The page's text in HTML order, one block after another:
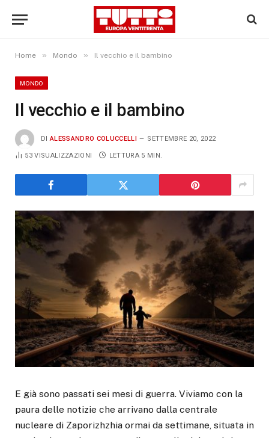
Home » Mondo » Il vecchio e il bambino
MONDO
Il vecchio e il bambino
DI ALESSANDRO COLUCCELLI SETTEMBRE 20, 2022
53VISUALIZZAZIONI LETTURA 5 MIN.
E già sono passati sei mesi di guerra. Viviamo con la
paura delle notizie che arrivano dalla centrale
nucleare di Zaporizhzhia ormai da settimane, situata in